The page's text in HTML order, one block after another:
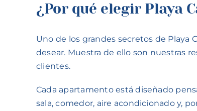
¿Por qué elegir Playa
Uno de los grandes secretos de Playa
desear. Muestra de ello son nuestras
clientes.
Cada apartamento está diseñado
sala, comedor, aire acondicionado y,